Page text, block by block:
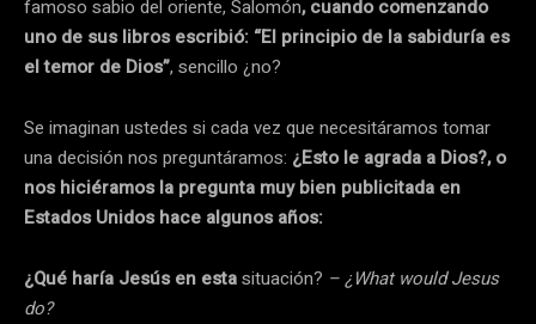
famoso sabio del oriente, Salomón, cuando comenzando
uno de sus libros escribió: “El principio de la sabiduría es
el temor de Dios”, sencillo ¿no?
Se imaginan ustedes si cada vez que necesitáramos tomar
una decisión nos preguntáramos: ¿Esto le agrada a Dios?, o
nos hiciéramos la pregunta muy bien publicitada en
Estados Unidos hace algunos años:
¿Qué haría Jesús en estasituación? – ¿What would Jesus
do?